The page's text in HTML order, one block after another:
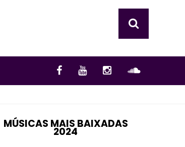
MÚSICAS MAIS BAIXADAS
2024